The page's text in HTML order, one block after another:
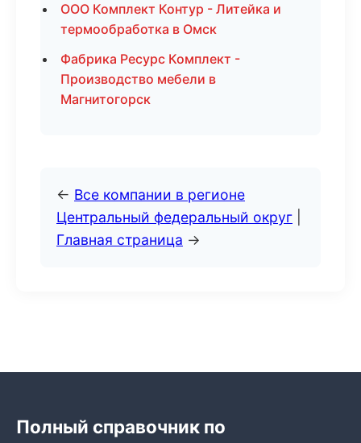
ООО Комплект Контур - Литейка и
термообработка в Омск
Фабрика Ресурс Комплект -
Производство мебели в
Магнитогорск
← Все компании в регионе
Центральный федеральный округ
Главная страница →
Полный справочник по